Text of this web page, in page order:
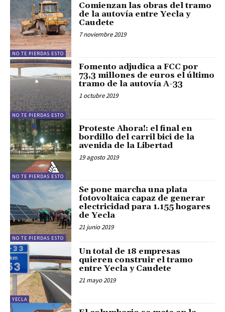
NO TE PIERDAS ESTO
Comienzan las obras del tramo
de la autovía entre Yecla y
Caudete
7 noviembre 2019
NO TE PIERDAS ESTO
Fomento adjudica a FCC por
73,3 millones de euros el último
tramo de la autovía A-33
1 octubre 2019
NO TE PIERDAS ESTO
Proteste Ahora!: el final en
bordillo del carril bici de la
avenida de la Libertad
19 agosto 2019
NO TE PIERDAS ESTO
Se pone marcha una plata
fotovoltaica capaz de generar
electricidad para 1.155 hogares
de Yecla
21 junio 2019
YECLA
Un total de 18 empresas
quieren construir el tramo
entre Yecla y Caudete
21 mayo 2019